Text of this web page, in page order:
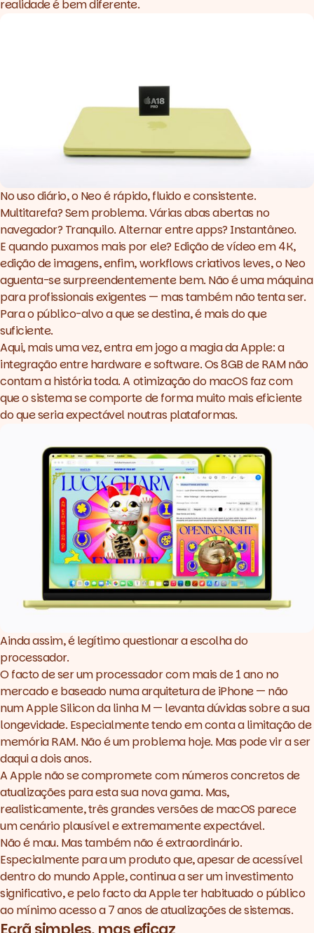
realidade é bem diferente.
No uso diário, o Neo é rápido, fluido e consistente.
Multitarefa? Sem problema. Várias abas abertas no
navegador? Tranquilo. Alternar entre apps? Instantâneo.
E quando puxamos mais por ele? Edição de vídeo em 4K,
edição de imagens, enfim, workflows criativos leves, o Neo
aguenta-se surpreendentemente bem. Não é uma máquina
para profissionais exigentes — mas também não tenta ser.
Para o público-alvo a que se destina, é mais do que
suficiente.
Aqui, mais uma vez, entra em jogo a magia da Apple: a
integração entre hardware e software. Os 8GB de RAM não
contam a história toda. A otimização do macOS faz com
que o sistema se comporte de forma muito mais eficiente
do que seria expectável noutras plataformas.
Ainda assim, é legítimo questionar a escolha do
processador.
O facto de ser um processador com mais de 1 ano no
mercado e baseado numa arquitetura de iPhone — não
num Apple Silicon da linha M — levanta dúvidas sobre a sua
longevidade. Especialmente tendo em conta a limitação de
memória RAM. Não é um problema hoje. Mas pode vir a ser
daqui a dois anos.
A Apple não se compromete com números concretos de
atualizações para esta sua nova gama. Mas,
realisticamente, três grandes versões de macOS parece
um cenário plausível e extremamente expectável.
Não é mau. Mas também não é extraordinário.
Especialmente para um produto que, apesar de acessível
dentro do mundo Apple, continua a ser um investimento
significativo, e pelo facto da Apple ter habituado o público
ao mínimo acesso a 7 anos de atualizações de sistemas.